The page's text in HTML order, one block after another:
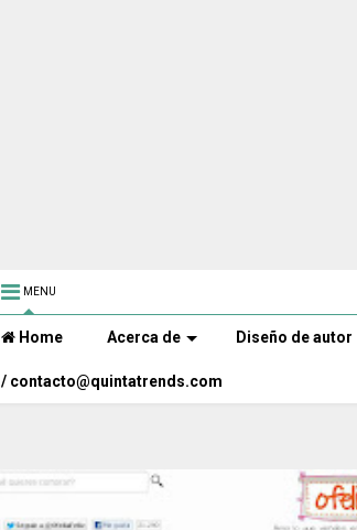
MENU
Home Acerca de Diseño de autor
/ contacto@quintatrends.com